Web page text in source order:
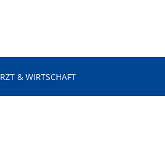
& WIRTSCHAFT